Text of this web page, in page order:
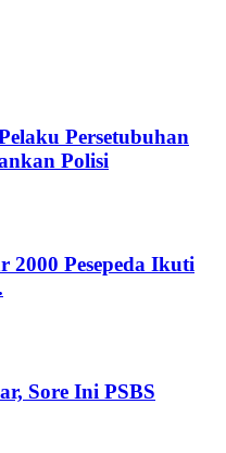
Persetubuhan
Polisi
2000 Pesepeda Ikuti
Sore Ini PSBS